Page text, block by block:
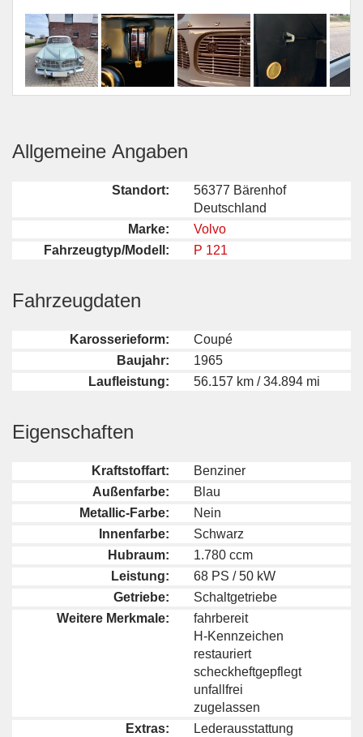
Allgemeine Angaben
Standort:
56377 Bärenhof
Deutschland
Marke:
Volvo
Fahrzeugtyp/Modell:
P 121
Fahrzeugdaten
Karosserieform:
Coupé
Baujahr:
1965
Laufleistung:
56.157 km / 34.894 mi
Eigenschaften
Kraftstoffart:
Benziner
Außenfarbe:
Blau
Metallic-Farbe:
Nein
Innenfarbe:
Schwarz
Hubraum:
1.780 ccm
Leistung:
68 PS / 50 kW
Getriebe:
Schaltgetriebe
Weitere Merkmale:
fahrbereit
H-Kennzeichen
restauriert
scheckheftgepflegt
unfallfrei
zugelassen
Extras:
Lederausstattung